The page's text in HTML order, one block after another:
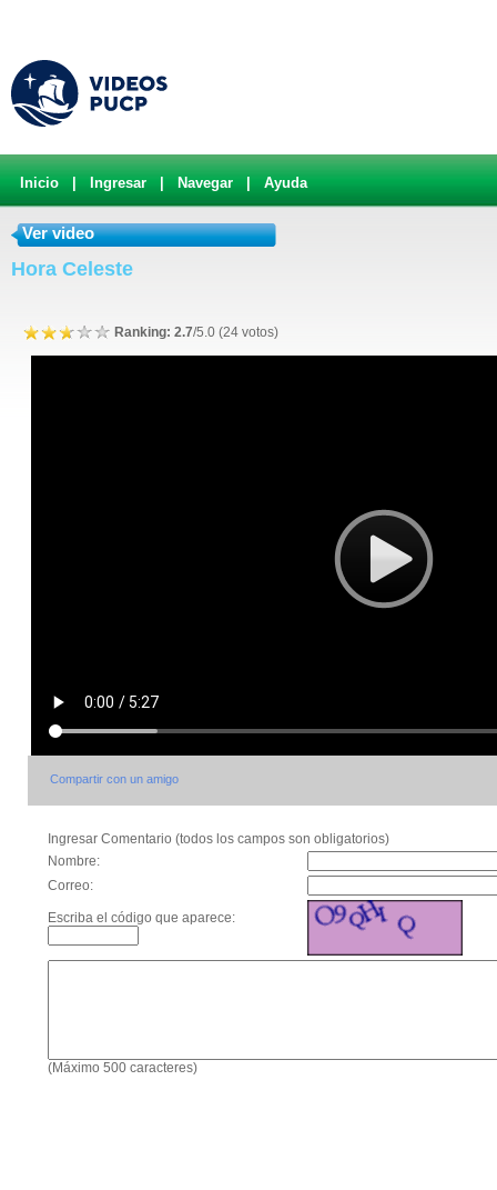
Inicio Ingresar Navegar Ayuda
Ver video
Hora Celeste
Ranking: 2.7/5.0 (24 votos)
Compartir con un amigo
Ingresar Comentario (todos los campos son obligatorios)
Nombre:
Correo:
Escriba el código que aparece:
(Máximo 500 caracteres)